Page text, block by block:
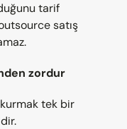
tarif
satış
zordur
kurmak tek bir